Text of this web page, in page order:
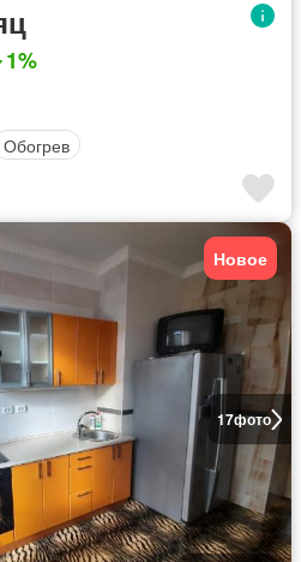
1%
Обогрев
17фото
Новое